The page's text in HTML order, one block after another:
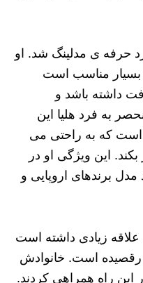
حرفه ی مدلینگ شد. او
بسیار مناسب است
داشته باشد و
به فرد هلیا این
که به راحتی می
بکند. این ویژگی او در
مدل برندهای اروپایی و
زیادی داشته است
رقصیده است. خانوادش
این راه همراهی کردند.